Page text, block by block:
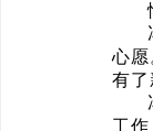
心
有
工